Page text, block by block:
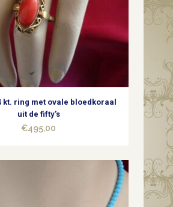
kt. ring met ovale bloedkoraal
uit de fifty’s
€495,00